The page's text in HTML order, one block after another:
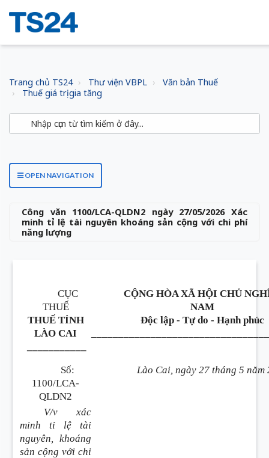
Trang chủ TS24 Thư viện VBPL
Văn bản Thuế
Thuế giá trị gia tăng
OPEN NAVIGATION
Công văn 1100/LCA-QLDN2 ngày 27/05/2026 Xác
minh tỉ lệ tài nguyên khoáng sản cộng với chi phí
năng lượng
CỤC
THUẾ
THUẾ TỈNH
LÀO CAI
CỘNG HÒA XÃ HỘI CHỦ
NAM
Độc lập - Tự do - Hạnh phúc
Số:
1100/LCA-
QLDN2
V/v xác
minh tỉ lệ tài
nguyên, khoáng
sản cộng với chi
Lào Cai, ngày 27 tháng 5